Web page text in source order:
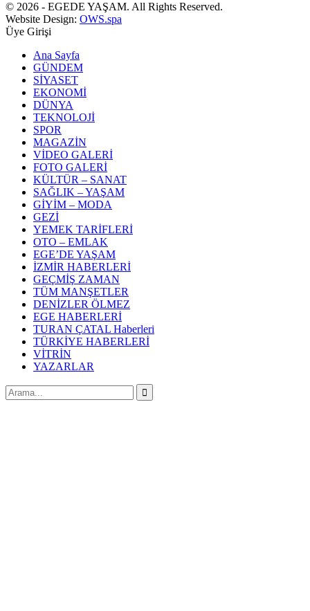
© 2026 - EGEDE YAŞAM. All Rights Reserved.
Website Design: OWS.spa
Üye Girişi
Ana Sayfa
GÜNDEM
SİYASET
EKONOMİ
DÜNYA
TEKNOLOJİ
SPOR
MAGAZİN
VİDEO GALERİ
FOTO GALERİ
KÜLTÜR – SANAT
SAĞLIK – YAŞAM
GİYİM – MODA
GEZİ
YEMEK TARİFLERİ
OTO – EMLAK
EGE’DE YAŞAM
İZMİR HABERLERİ
GEÇMİŞ ZAMAN
TÜM MANŞETLER
DENİZLER ÖLMEZ
EGE HABERLERİ
TURAN ÇATAL Haberleri
TÜRKİYE HABERLERİ
VİTRİN
YAZARLAR